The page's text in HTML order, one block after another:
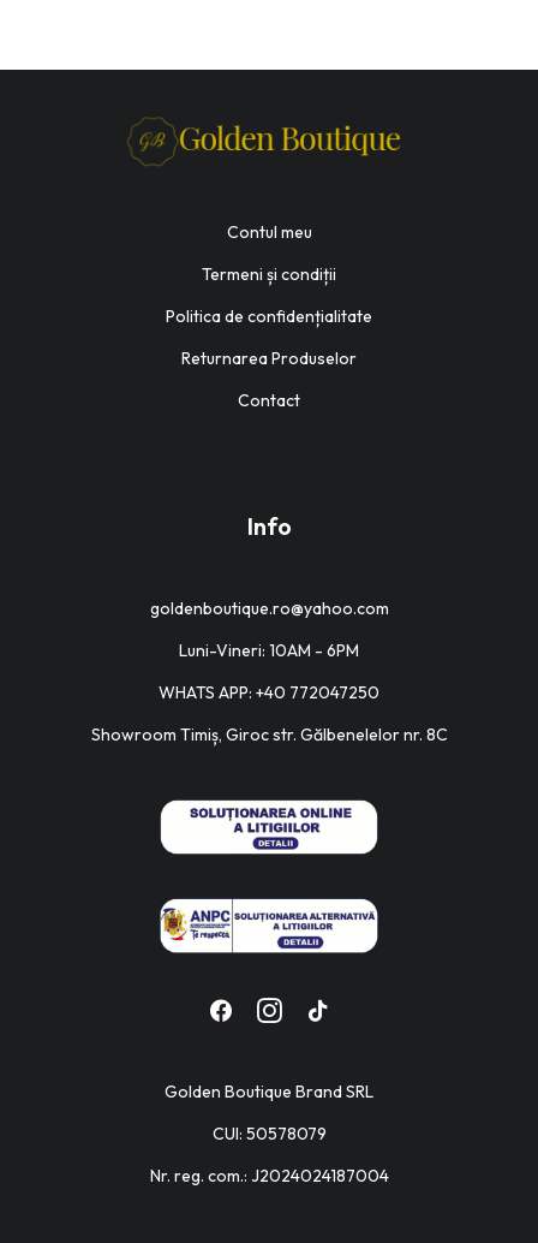
Contul meu
Termeni și condiții
Politica de confidențialitate
Returnarea Produselor
Contact
Info
goldenboutique.ro@yahoo.com
Luni-Vineri: 10AM - 6PM
WHATS APP: +40 772047250
Showroom Timiș, Giroc str. Gălbenelelor nr. 8C
Golden Boutique Brand SRL
CUI: 50578079
Nr. reg. com.: J2024024187004